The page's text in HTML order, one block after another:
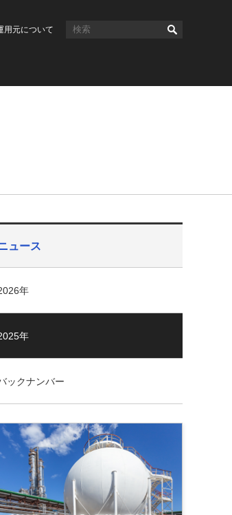
用元について
ュース
年
年
ックナンバー